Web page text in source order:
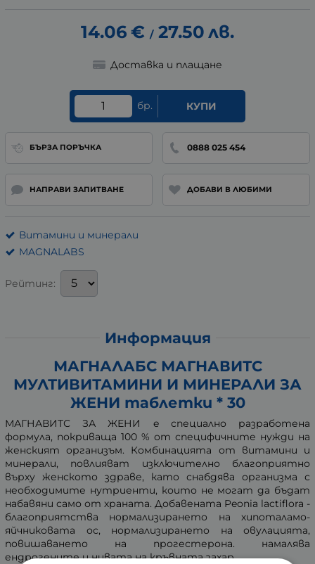
14.06 € / 27.50 лв.
Доставка и плащане
бр. КУПИ
БЪРЗА ПОРЪЧКА 0888 025 454
НАПРАВИ ЗАПИТВАНЕ ДОБАВИ В ЛЮБИМИ
Витамини и минерали
MAGNALABS
Рейтинг:
Информация
МАГНАЛАБС МАГНАВИТС
МУЛТИВИТАМИНИ И МИНЕРАЛИ ЗА
ЖЕНИ таблетки * 30
МАГНАВИТС ЗА ЖЕНИ e специално разработена
формула, покриваща 100 % от специфичните нужди на
женският организъм. Комбинацията от витамини и
минерали, повлияват изключително благоприятно
върху женското здраве, като снабдява организма с
необходимите нутриенти, които не могат да бъдат
набавяни само от храната. Добавената Peonia lactiflora -
благоприятства нормализирането на хипоталамо-
яйчниковата ос, нормализирането на овулацията,
повишаването на прогестерона. намалява
ендрогените и нивата на кръвната захар.